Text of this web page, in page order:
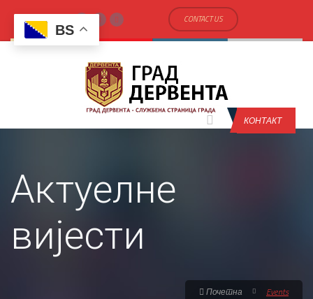
CONTACT US
КОНТАКТ
Актуелне
вијести
Почетна Events
BS